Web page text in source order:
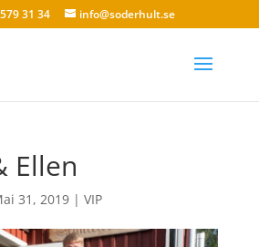
31 34 info@soderhult.se
Ellen
31, 2019| VIP